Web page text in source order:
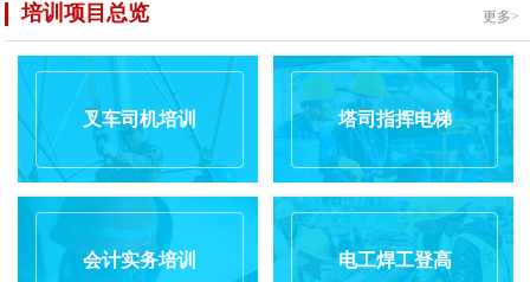
培训项目总览 更多>
叉车司机培训 塔司指挥电梯
会计实务培训 电工焊工登高